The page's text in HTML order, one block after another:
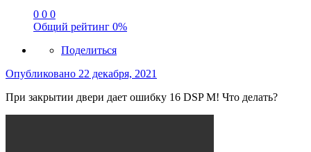
0 0 0
Общий рейтинг 0%
Поделиться
Опубликовано 22 декабря, 2021
При закрытии двери дает ошибку 16 DSP M! Что делать?